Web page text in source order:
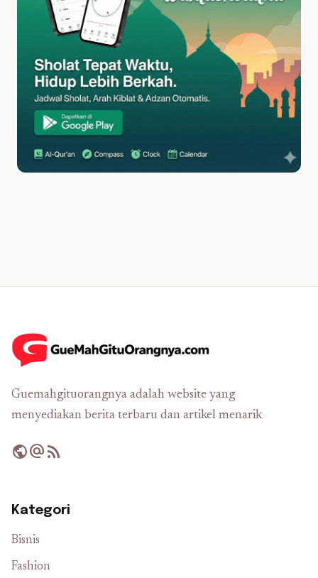
Guemahgituorangnya adalah website yang
menyediakan berita terbaru dan artikel menarik
publicalternate_emailrss_feed
Kategori
Bisnis
Fashion